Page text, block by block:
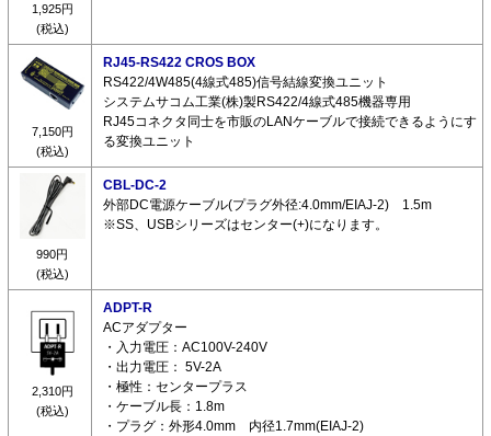
1,925円
(税込)
7,150円
(税込)
RJ45-RS422 CROS BOX
RS422/4W485(4線式485)信号結線変換ユニット
システムサコム工業(株)製RS422/4線式485機器専用
RJ45コネクタ同士を市販のLANケーブルで接続できるようにす
る変換ユニット
990円
(税込)
CBL-DC-2
外部DC電源ケーブル(プラグ外径:4.0mm/EIAJ-2) 1.5m
※SS、USBシリーズはセンター(+)になります。
2,310円
(税込)
ADPT-R
ACアダプター
・入力電圧：AC100V-240V
・出力電圧： 5V-2A
・極性：センタープラス
・ケーブル長：1.8m
・プラグ：外形4.0mm 内径1.7mm(EIAJ-2)